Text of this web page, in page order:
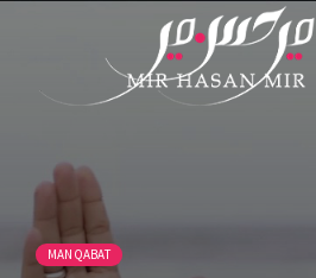
MANQABAT